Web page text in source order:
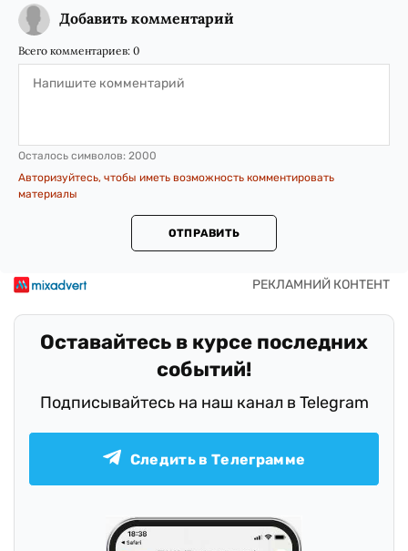
Добавить комментарий
Всего комментариев: 0
Осталось символов: 2000
Авторизуйтесь, чтобы иметь возможность комментировать
материалы
ОТПРАВИТЬ
Оставайтесь в курсе последних
событий!
Подписывайтесь на наш канал в Telegram
Следить в Телеграмме